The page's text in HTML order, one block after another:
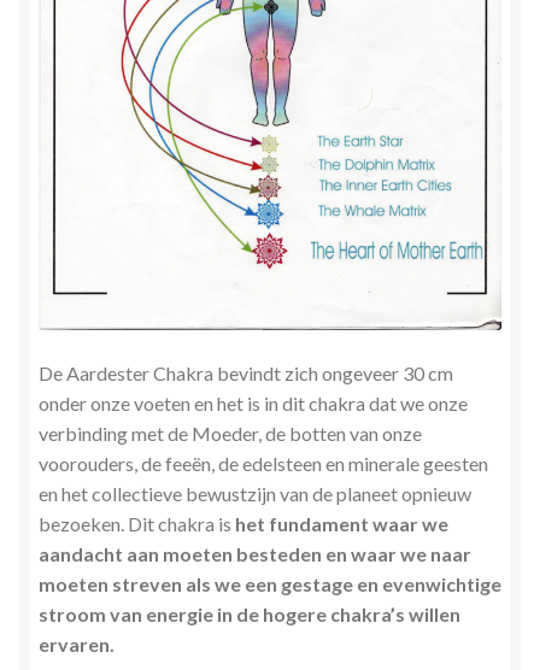
De Aardester Chakra bevindt zich ongeveer 30 cm
onder onze voeten en het is in dit chakra dat we onze
verbinding met de Moeder, de botten van onze
voorouders, de feeën, de edelsteen en minerale geesten
en het collectieve bewustzijn van de planeet opnieuw
bezoeken. Dit chakra is het fundament waar we
aandacht aan moeten besteden en waar we naar
moeten streven als we een gestage en evenwichtige
stroom van energie in de hogere chakra’s willen
ervaren.